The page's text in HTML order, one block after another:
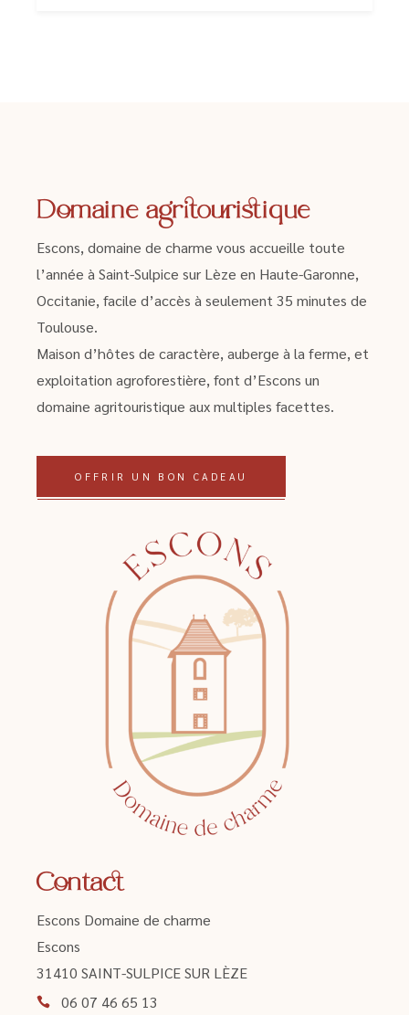
Domaine agritouristique
Escons, domaine de charme vous accueille toute
l’année à Saint-Sulpice sur Lèze en Haute-Garonne,
Occitanie, facile d’accès à seulement 35 minutes de
Toulouse.
Maison d’hôtes de caractère, auberge à la ferme, et
exploitation agroforestière, font d’Escons un
domaine agritouristique aux multiples facettes.
OFFRIR UN BON CADEAU
Contact
Escons Domaine de charme
Escons
31410 SAINT-SULPICE SUR LÈZE
06 07 46 65 13